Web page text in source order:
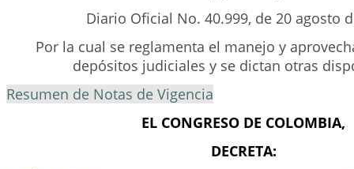
Diario Oficial No. 40.999, de 20 agosto
Por la cual se reglamenta el manejo y
depósitos judiciales y se dictan otras
Resumen de Notas de Vigencia
EL CONGRESO DE COLOMBIA,
DECRETA: